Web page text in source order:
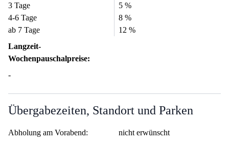
3 Tage
5 %
4-6 Tage
8 %
ab 7 Tage
12 %
Langzeit-
Wochenpauschalpreise:
-
Übergabezeiten, Standort und Parken
Abholung am Vorabend: nicht erwünscht